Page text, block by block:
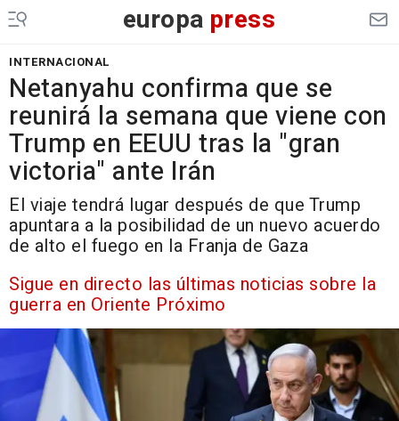
europa press
INTERNACIONAL
Netanyahu confirma que se
reunirá la semana que viene con
Trump en EEUU tras la "gran
victoria" ante Irán
El viaje tendrá lugar después de que Trump
apuntara a la posibilidad de un nuevo acuerdo
de alto el fuego en la Franja de Gaza
Sigue en directo las últimas noticias sobre la
guerra en Oriente Próximo